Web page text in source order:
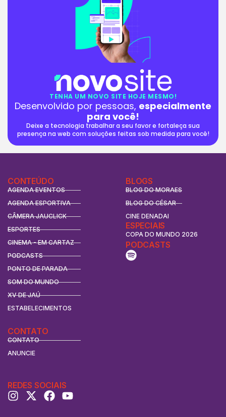
TENHA UM NOVO SITE HOJE MESMO!
Desenvolvido por pessoas, especialmente
para você!
Deixe a tecnologia trabalhar a seu favor e fortaleça sua
presença na web com soluções feitas sob medida para você!
CONTEÚDO
AGENDA EVENTOS
AGENDA ESPORTIVA
CÂMERA JAUCLICK
ESPORTES
CINEMA - EM CARTAZ
PODCASTS
PONTO DE PARADA
SOM DO MUNDO
XV DE JAÚ
ESTABELECIMENTOS
BLOGS
BLOG DO MORAES
BLOG DO CÉSAR
CINE DENADAI
ESPECIAIS
COPA DO MUNDO 2026
CONTATO
CONTATO
ANUNCIE
PODCASTS
REDES SOCIAIS